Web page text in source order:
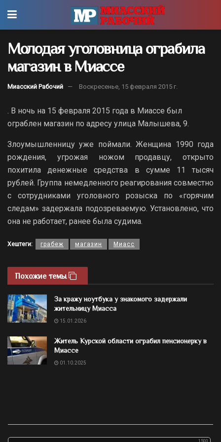
Молодая уголовница ограбила
магазин в Миассе
Миасский Рабочий Воскресенье, 15 февраля 2015 г.
. В ночь на 15 февраля 2015 года в Миассе был
ограблен магазин по адресу улица Малышева, 9.
Злоумышленницу уже поймали. Женщина 1990 года
рождения, угрожая ножом продавцу, открыто
похитила денежные средства в сумме 11 тысяч
рублей. Группа немедленного реагирования совместно
с сотрудниками уголовного розыска по «горячим
следам» задержала подозреваемую. Установлено, что
она не работает, ранее была судима.
Хештеги: грабеж магазин Миасс
Похожие темы
За кражу ноутбука у знакомого задержали
жительницу Миасса
15.01.2026
Житель Курской области ограбил пенсионерку в
Миассе
01.10.2025
1500